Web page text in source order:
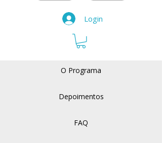
Login
O Programa
Depoimentos
FAQ